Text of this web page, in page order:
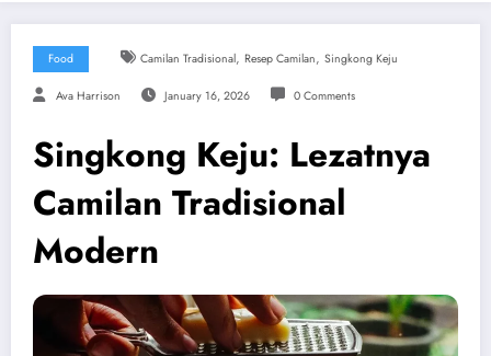
Food Camilan Tradisional, Resep Camilan, Singkong Keju
Ava Harrison January 16, 2026 0 Comments
Singkong Keju: Lezatnya
Camilan Tradisional
Modern